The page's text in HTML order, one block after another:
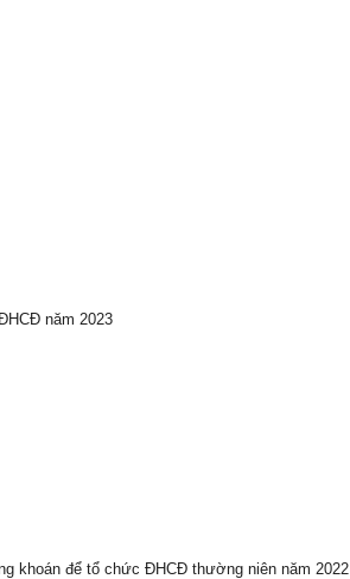
năm 2023
khoán để tổ chức ĐHCĐ thường niên năm 2022